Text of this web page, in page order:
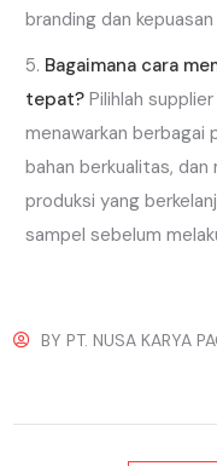
branding dan
Bagaimana cara
tepat? Pilihlah
menawarkan berbagai
bahan berkualitas,
produksi yang
sampel sebelum
BYPT. NUSA KARYA